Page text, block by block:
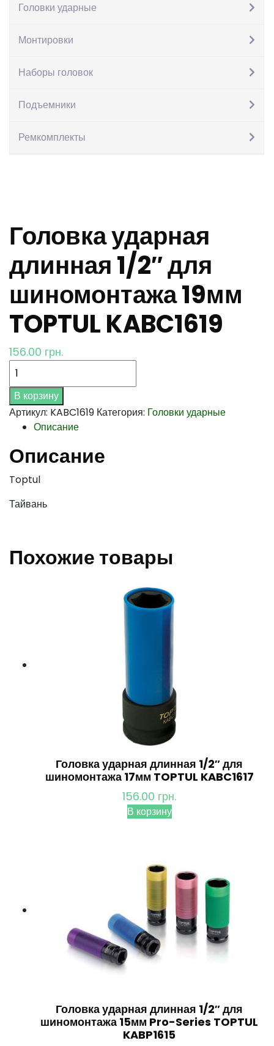
Головки ударные
Монтировки
Наборы головок
Подъемники
Ремкомплекты
Головка ударная
длинная 1/2″ для
шиномонтажа 19мм
TOPTUL KABC1619
156.00 грн.
Количество
В корзину
Артикул: KABC1619 Категория: Головки ударные
Описание
Описание
Toptul
Тайвань
Похожие товары
Головка ударная длинная 1/2″ для
шиномонтажа 17мм TOPTUL KABC1617
156.00 грн.
В корзину
Головка ударная длинная 1/2″ для
шиномонтажа 15мм Pro-Series TOPTUL
KABP1615